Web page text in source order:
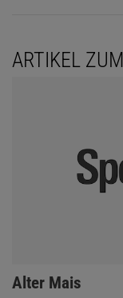
ARTIKEL
:
Alter Mais